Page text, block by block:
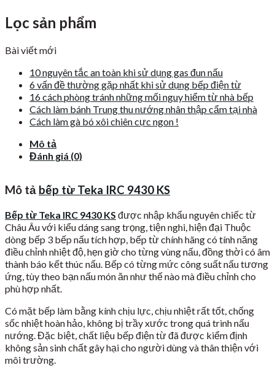
Lọc sản phẩm
Bài viết mới
10 nguyên tắc an toàn khi sử dụng gas đun nấu
6 vấn đề thường gặp nhất khi sử dụng bếp điện từ
16 cách phòng tránh những mối nguy hiểm từ nhà bếp
Cách làm bánh Trung thu nướng nhân thập cẩm tại nhà
Cách làm gà bó xôi chiên cực ngon !
Mô tả
Đánh giá (0)
Mô tả bếp từ Teka IRC 9430 KS
Bếp từ Teka IRC 9430 KS được nhập khẩu nguyên chiếc từ
Châu Âu với kiểu dáng sang trọng, tiện nghi, hiện đại Thuộc
dòng bếp 3 bếp nấu tích hợp, bếp từ chính hãng có tính năng
điều chỉnh nhiệt độ, hẹn giờ cho từng vùng nấu, đồng thời có âm
thành báo kết thúc nấu. Bếp có từng mức công suất nấu tương
ứng, tùy theo bạn nấu món ăn như thế nào mà điều chỉnh cho
phù hợp nhất.
Có mặt bếp làm bằng kính chịu lực, chịu nhiệt rất tốt, chống
sốc nhiệt hoàn hảo, không bị trầy xước trong quá trình nấu
nướng. Đặc biệt, chất liệu bếp điện từ đã được kiểm định
không sản sinh chất gây hại cho người dùng và thân thiện với
môi trường.